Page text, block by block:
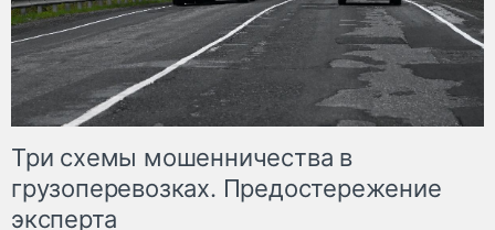
Три схемы мошенничества в
грузоперевозках. Предостережение
эксперта